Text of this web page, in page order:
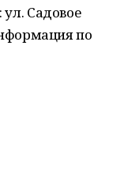
Садовое
по